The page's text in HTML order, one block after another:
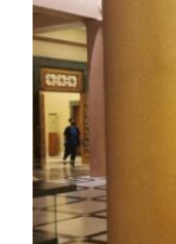
φορές
με